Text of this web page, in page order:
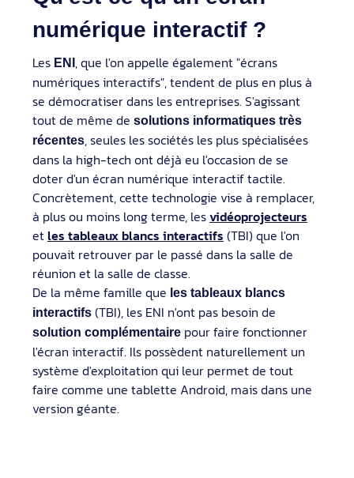
numérique interactif ?
Les ENI , que l'on appelle également "écrans
numériques interactifs", tendent de plus en plus à
se démocratiser dans les entreprises. S'agissant
tout de même de solutions informatiques très
récentes, seules les sociétés les plus spécialisées
dans la high-tech ont déjà eu l'occasion de se
doter d'un écran numérique interactif tactile.
Concrètement, cette technologie vise à remplacer,
à plus ou moins long terme, lesvidéoprojecteurs
et les tableaux blancs interactifs (TBI) que l'on
pouvait retrouver par le passé dans la salle de
réunion et la salle de classe.
De la même famille que les tableaux blancs
interactifs (TBI), les ENI n'ont pas besoin de
solution complémentaire pour faire fonctionner
l'écran interactif. Ils possèdent naturellement un
système d'exploitation qui leur permet de tout
faire comme une tablette Android, mais dans une
version géante.